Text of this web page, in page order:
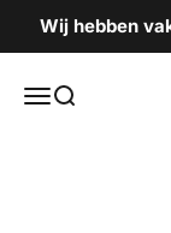
Naar inhoud
Wij hebben
MenuZoeken